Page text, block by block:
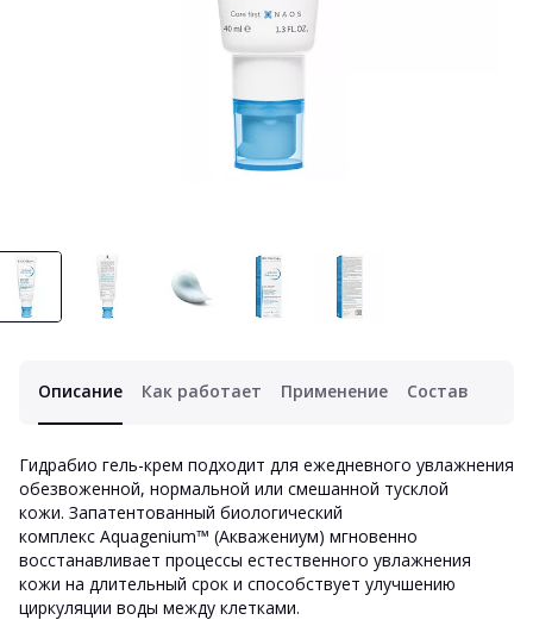
Описание Как работает Применение Состав
Гидрабио гель-крем подходит для ежедневного увлажнения
обезвоженной, нормальной или смешанной тусклой
кожи. Запатентованный биологический
комплекс Aquagenium™ (Акважениум) мгновенно
восстанавливает процессы естественного увлажнения
кожи на длительный срок и способствует улучшению
циркуляции воды между клетками.